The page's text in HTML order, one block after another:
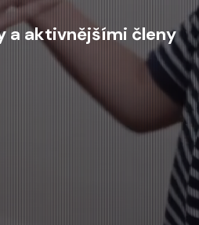
a aktivnějšími členy